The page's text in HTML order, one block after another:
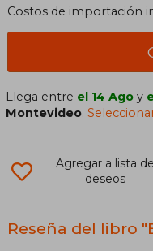
Costos de importación
Llega entre el 14 Ago y
Montevideo.
Agregar a lista de
deseos
Reseña del libro